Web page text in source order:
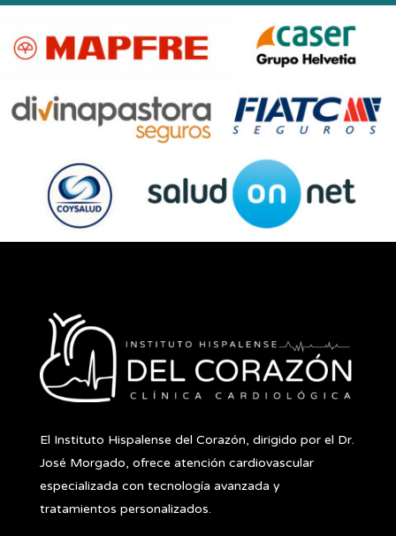
El Instituto Hispalense del Corazón, dirigido por el Dr.
José Morgado, ofrece atención cardiovascular
especializada con tecnología avanzada y
tratamientos personalizados.